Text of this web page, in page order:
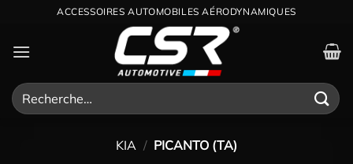
contenu
ACCESSOIRES AUTOMOBILES AÉRODYNAMIQUES
Recherche
pour :
KIA / PICANTO (TA)